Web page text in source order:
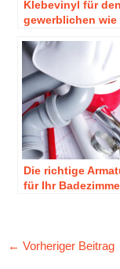
Klebevinyl für den
gewerblichen wie
Die richtige
für Ihr
← Vorheriger Beitrag